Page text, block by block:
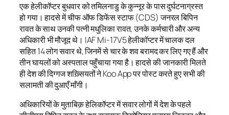
एक हेलीकॉप्टर बुधवार को तमिलनाडु के कुन्नूर के पास दुर्घटनाग्रस्त
हो गया। हादसे में चीफ ऑफ डिफेंस स्टाफ (CDS) जनरल बिपिन
रावत के साथ उनकी पत्नी मधुलिका रावत, उनके कर्मचारी और अन्य
अधिकारी भी मौजूद थे। IAF Mi-17V5 हेलीकॉप्टर में चालक दल
सहित 14 लोग सवार थे, जिनमें से चार के शव बरामद कर लिए गए हैं और
तीन घायलों को अस्पताल पहुँचाया गया है। हादसे की जानकारी मिलते
ही देश की दिग्गज शख़्सियतों ने Koo App पर पोस्ट करते हुए सभी की
सलामती की दुआएँ माँगी।
अधिकारियों के मुताबिक़ हेलिकॉप्टर में सवार लोगों में देश के पहले